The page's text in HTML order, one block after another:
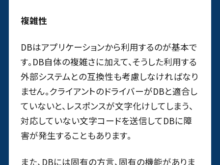
複雑性
DBはアプリケーションから利用するのが基本で
す。DB自体の複雑さに加えて、そうした利用する
外部システムとの互換性も考慮しなければなり
ません。クライアントのドライバーがDBと適合し
ていないと、レスポンスが文字化けしてしまう、
対応していない文字コードを送信してDBに障
害が発生することもあります。
また、DBには固有の方言、固有の機能がありま